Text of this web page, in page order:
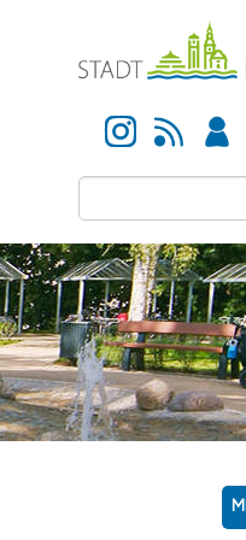
Instagram Newsfeed Anmelden